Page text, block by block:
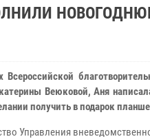
Всероссийской
Веюковой, Аня
получить в подарок
Управления